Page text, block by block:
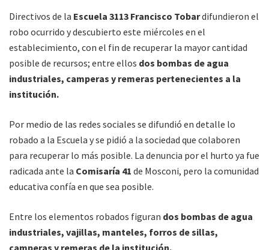
Directivos de la Escuela 3113 Francisco Tobardifundieron el
robo ocurrido y descubierto este miércoles en el
establecimiento, con el fin de recuperar la mayor cantidad
posible de recursos; entre ellos dos bombas de agua
industriales, camperas y remeras pertenecientes a la
institución.
Por medio de las redes sociales se difundió en detalle lo
robado a la Escuela y se pidió a la sociedad que colaboren
para recuperar lo más posible. La denuncia por el hurto ya fue
radicada ante la Comisaría 41 de Mosconi, pero la comunidad
educativa confía en que sea posible.
Entre los elementos robados figuran dos bombas de agua
industriales, vajillas, manteles, forros de sillas,
camperas y remeras de la institución.